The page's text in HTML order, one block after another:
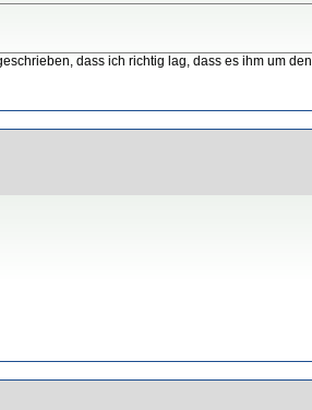
dass ich richtig lag, dass es ihm um